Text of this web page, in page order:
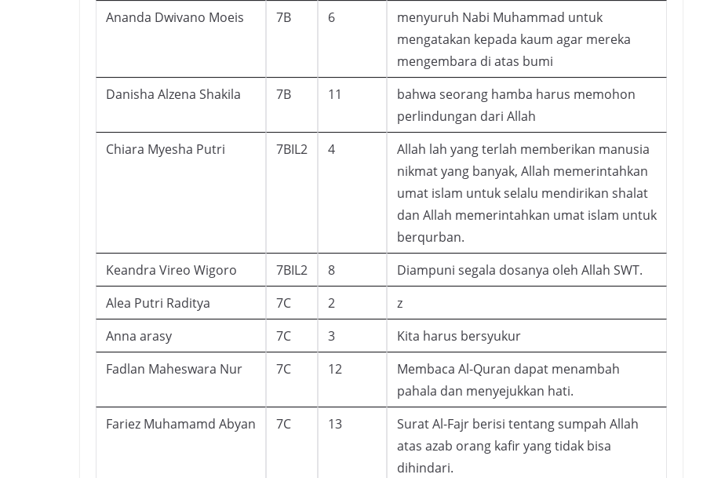
Ananda Dwivano Moeis
7B 6
menyuruh Nabi Muhammad untuk
mengatakan kepada kaum agar mereka
mengembara di atas bumi
Danisha Alzena Shakila
7B 11
bahwa seorang hamba harus memohon
perlindungan dari Allah
Chiara Myesha Putri
7BIL2 4
Allah lah yang terlah memberikan manusia
nikmat yang banyak, Allah memerintahkan
umat islam untuk selalu mendirikan shalat
dan Allah memerintahkan umat islam untuk
berqurban.
Keandra Vireo Wigoro
7BIL2 8
Diampuni segala dosanya oleh Allah SWT.
Alea Putri Raditya
7C 2
z
Anna arasy
7C 3
Kita harus bersyukur
Fadlan Maheswara Nur
7C 12
Membaca Al-Quran dapat menambah
pahala dan menyejukkan hati.
Fariez Muhamamd Abyan
7C 13
Surat Al-Fajr berisi tentang sumpah Allah
atas azab orang kafir yang tidak bisa
dihindari.